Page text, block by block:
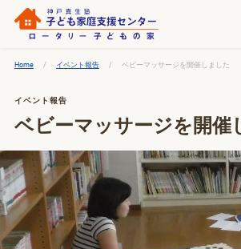
Home イベント報告 ベビーマッサージを開催しました
イベント報告
ベビーマッサージを開催